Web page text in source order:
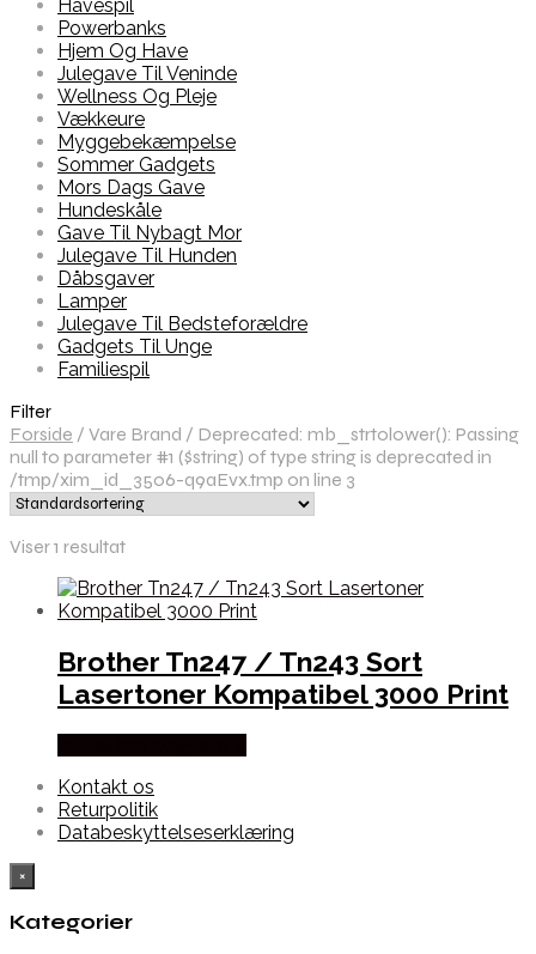
Havespil
Powerbanks
Hjem Og Have
Julegave Til Veninde
Wellness Og Pleje
Vækkeure
Myggebekæmpelse
Sommer Gadgets
Mors Dags Gave
Hundeskåle
Gave Til Nybagt Mor
Julegave Til Hunden
Dåbsgaver
Lamper
Julegave Til Bedsteforældre
Gadgets Til Unge
Familiespil
Filter
Forside / Vare Brand / Deprecated: mb_strtolower(): Passing
null to parameter #1 ($string) of type string is deprecated in
/tmp/xim_id_3506-q9aEvx.tmp on line 3
Viser 1 resultat
Brother Tn247 / Tn243 Sort
Lasertoner Kompatibel 3000 Print
Kontakt os
Returpolitik
Databeskyttelseserklæring
×
Kategorier